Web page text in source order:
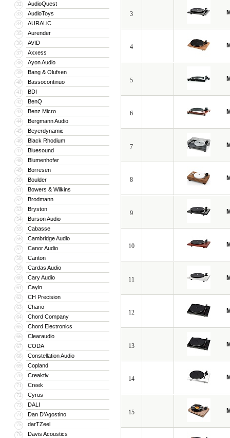
32 AudioQuest
33 AudioToys
34 AURALiC
35 Aurender
36 AVID
37 Axxess
38 Ayon Audio
39 Bang & Olufsen
40 Bassocontinuo
41 BDI
42 BenQ
43 Benz Micro
44 Bergmann Audio
45 Beyerdynamic
46 Black Rhodium
47 Bluesound
48 Blumenhofer
49 Borresen
50 Boulder
51 Bowers & Wilkins
52 Brodmann
53 Bryston
54 Burson Audio
55 Cabasse
56 Cambridge Audio
57 Canor Audio
58 Canton
59 Cardas Audio
60 Cary Audio
61 Cayin
62 CH Precision
63 Chario
64 Chord Company
65 Chord Electronics
66 Clearaudio
67 CODA
68 Constellation Audio
69 Copland
70 Creaktiv
71 Creek
72 Cyrus
73 DALI
74 Dan D’Agostino
75 darTZeel
76 Davis Acoustics
3
4
5
6
7
8
9
10
11
12
13
14
15